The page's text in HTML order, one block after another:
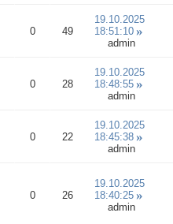
0 49
19.10.2025
18:51:10
admin
0 28
19.10.2025
18:48:55
admin
0 22
19.10.2025
18:45:38
admin
0 26
19.10.2025
18:40:25
admin